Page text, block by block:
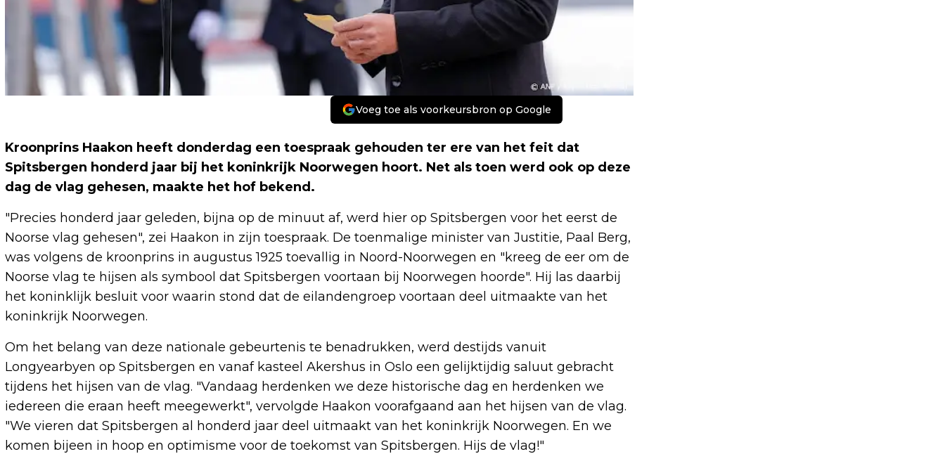
Voeg toe als voorkeursbron op Google
Kroonprins Haakon heeft donderdag een toespraak gehouden ter ere van het feit dat
Spitsbergen honderd jaar bij het koninkrijk Noorwegen hoort. Net als toen werd ook op deze
dag de vlag gehesen, maakte het hof bekend.
"Precies honderd jaar geleden, bijna op de minuut af, werd hier op Spitsbergen voor het eerst de
Noorse vlag gehesen", zei Haakon in zijn toespraak. De toenmalige minister van Justitie, Paal Berg,
was volgens de kroonprins in augustus 1925 toevallig in Noord-Noorwegen en "kreeg de eer om de
Noorse vlag te hijsen als symbool dat Spitsbergen voortaan bij Noorwegen hoorde". Hij las daarbij
het koninklijk besluit voor waarin stond dat de eilandengroep voortaan deel uitmaakte van het
koninkrijk Noorwegen.
Om het belang van deze nationale gebeurtenis te benadrukken, werd destijds vanuit
Longyearbyen op Spitsbergen en vanaf kasteel Akershus in Oslo een gelijktijdig saluut gebracht
tijdens het hijsen van de vlag. "Vandaag herdenken we deze historische dag en herdenken we
iedereen die eraan heeft meegewerkt", vervolgde Haakon voorafgaand aan het hijsen van de vlag.
"We vieren dat Spitsbergen al honderd jaar deel uitmaakt van het koninkrijk Noorwegen. En we
komen bijeen in hoop en optimisme voor de toekomst van Spitsbergen. Hijs de vlag!"